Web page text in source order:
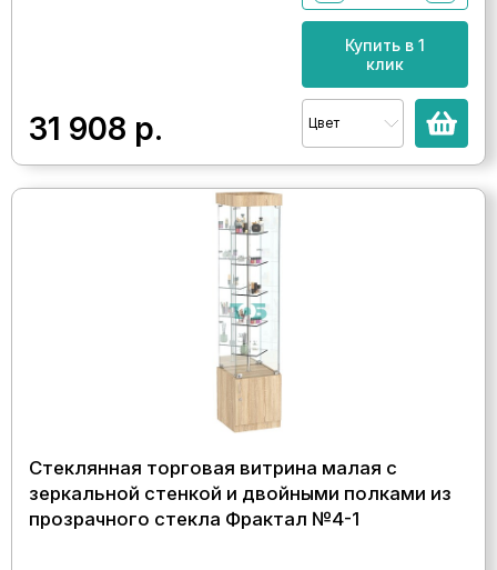
31 908 р.
Купить в 1
клик
Цвет
Стеклянная торговая витрина малая с
зеркальной стенкой и двойными полками из
прозрачного стекла Фрактал №4-1